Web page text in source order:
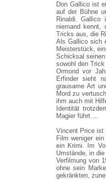
Don Gallico ist
auf der Bühne
Rinaldi. Gallico
niemand kennt,
Tricks aus, die
Als Gallico sich
Meisterstück,
Schicksal
sowohl den
Ormond vor
Erfinder sieht
grausame Art
Mord zu
ihm auch mit
Identität
Magier führt …
Vincent Price ist
Film weniger
ein Krimi. Im
Umstände, in
Verfilmung von
ohne sein
gekränkten,